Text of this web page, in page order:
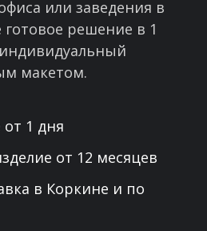
или заведения в
решение в 1
макетом.
от 1 дня
от 12 месяцев
в Коркине и по